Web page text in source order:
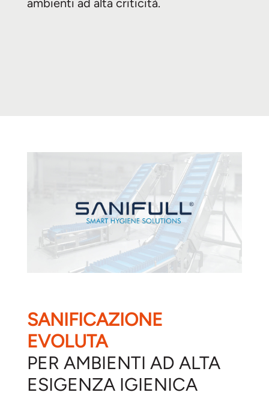
SANIFICAZIONE
EVOLUTA
PER AMBIENTI AD ALTA
ESIGENZA IGIENICA